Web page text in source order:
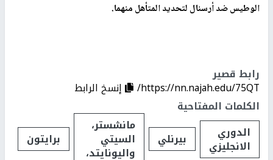
الوطيس ضد أرسنال لتحديد المتأهل منهما.
رابط قصير
https://nn.najah.edu/75QT/
إنسخ الرابط
الكلمات المفتاحية
الدوري
الانجليزي بيرنلي
مانشستر،
السيتي
واليونايتد،
برايتون